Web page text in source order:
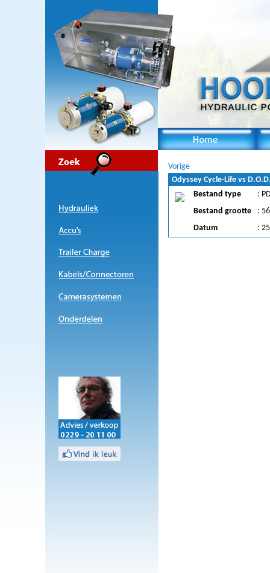
Vorige
Odyssey Cycle-Life vs
Bestand type
:
Bestand grootte
:
Datum
: